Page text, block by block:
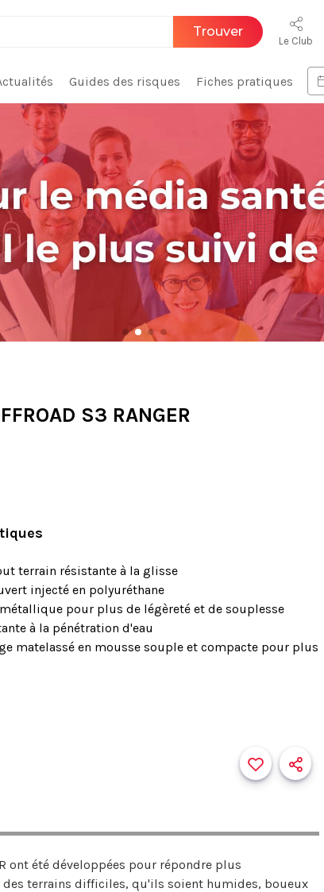
Trouver
Le Club
Guides des risques Fiches pratiques
S3 RANGER
terrain résistante à la glisse
injecté en polyuréthane
métallique pour plus de légèreté et de souplesse
à la pénétration d'eau
matelassé en mousse souple et compacte pour plus
ont été développées pour répondre plus
terrains difficiles, qu'ils soient humides, boueux